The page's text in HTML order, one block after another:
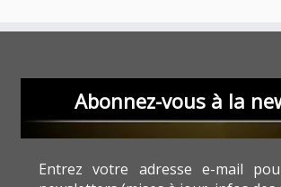
Abonnez-vous à la
Entrez votre adresse e-mail